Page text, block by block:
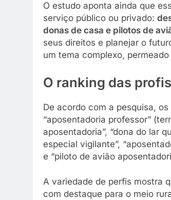
O estudo aponta ainda que
serviço público ou privado:
donas de casa e pilotos de
seus direitos e planejar o
um tema complexo,
O ranking das
De acordo com a pesquisa,
“aposentadoria professor”
aposentadoria”, “dona do lar
especial vigilante”,
e “piloto de avião
A variedade de perfis mostra
com destaque para o meio